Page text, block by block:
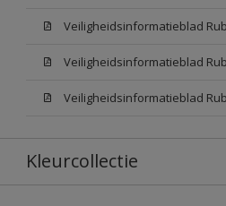
Kleurcollectie